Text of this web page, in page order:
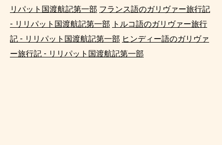
リパット国渡航記第一部 フランス語のガリヴァー旅行記
- リリパット国渡航記第一部 トルコ語のガリヴァー旅行
記 - リリパット国渡航記第一部 ヒンディー語のガリヴァ
ー旅行記 - リリパット国渡航記第一部